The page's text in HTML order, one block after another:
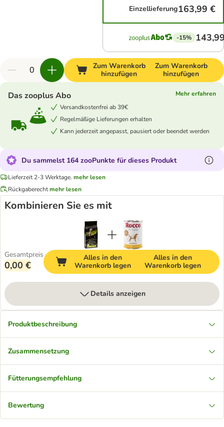
Einzellieferung163,99 €
-15%
Zum Warenkorb
hinzufügen
Zum Warenkorb
hinzufügen
Das zooplus Abo
Mehr erfahren
Versandkostenfrei ab 39€
Regelmäßige Lieferungen erhalten
Kann jederzeit angepasst, pausiert oder beendet werden
Du sammelst 164 zooPunkte für dieses Produkt
Lieferzeit 2-3 Werktage. mehr lesen
Rückgaberechtmehr lesen
Kombinieren Sie es mit
Gesamtpreis
0,00 €
Alles in den
Warenkorb legen
Alles in den
Warenkorb legen
Details anzeigen
Produktbeschreibung
Zusammensetzung
Fütterungsempfehlung
Bewertung